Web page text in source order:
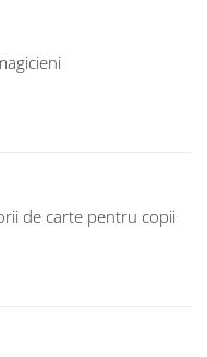
de carte pentru copii